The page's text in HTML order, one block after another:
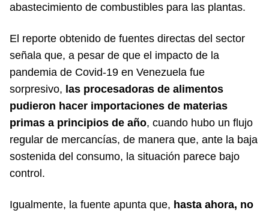
abastecimiento de combustibles para las plantas.
El reporte obtenido de fuentes directas del sector
señala que, a pesar de que el impacto de la
pandemia de Covid-19 en Venezuela fue
sorpresivo, las procesadoras de alimentos
pudieron hacer importaciones de materias
primas a principios de año, cuando hubo un flujo
regular de mercancías, de manera que, ante la baja
sostenida del consumo, la situación parece bajo
control.
Igualmente, la fuente apunta que, hasta ahora, no